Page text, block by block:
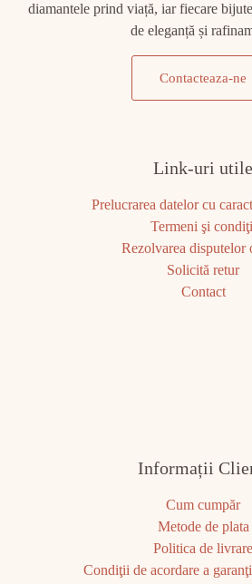
diamantele prind viață, iar fiecare
de eleganță și
Contacteaza-ne
Link-uri utile
Prelucrarea datelor cu
Termeni şi
Rezolvarea disputelor
Solicită retur
Contact
Informații
Cum cumpăr
Metode de plata
Politica de livrare
Condiţii de acordare a